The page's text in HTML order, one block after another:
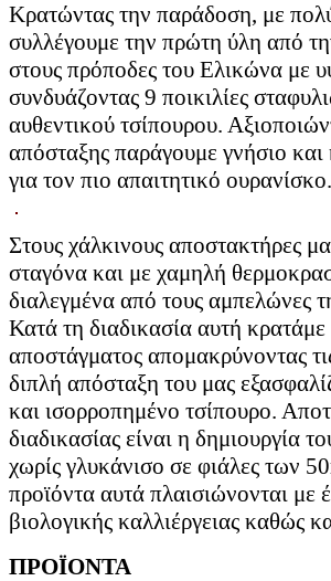
Κρατώντας την παράδοση, με
συλλέγουμε την πρώτη ύλη από
στους πρόποδες του Ελικώνα με
συνδυάζοντας 9 ποικιλίες
αυθεντικού τσίπουρου.
απόσταξης παράγουμε γνήσιο
για τον πιο απαιτητικό ουρανίσκο.
Στους χάλκινους αποστακτήρες
σταγόνα και με χαμηλή
διαλεγμένα από τους
Κατά τη διαδικασία αυτή
αποστάγματος απομακρύνοντας
διπλή απόσταξη του μας
και ισορροπημένο τσίπουρο.
διαδικασίας είναι η δημιουργία
χωρίς γλυκάνισο σε φιάλες των
προϊόντα αυτά πλαισιώνονται με
βιολογικής καλλιέργειας καθώς
ΠΡΟΪΟΝΤΑ